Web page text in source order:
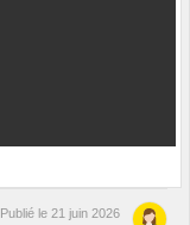
Publié le 21 juin 2026